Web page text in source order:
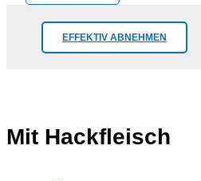
EFFEKTIV ABNEHMEN
Mit Hackfleisch